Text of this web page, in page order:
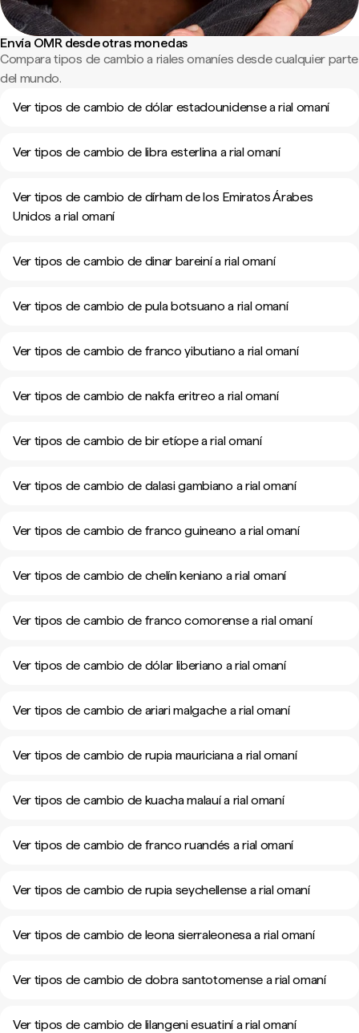
Envía OMR desde otras monedas
Compara tipos de cambio a riales omaníes desde cualquier parte
del mundo.
Ver tipos de cambio de dólar estadounidense a rial omaní
Ver tipos de cambio de libra esterlina a rial omaní
Ver tipos de cambio de dírham de los Emiratos Árabes
Unidos a rial omaní
Ver tipos de cambio de dinar bareiní a rial omaní
Ver tipos de cambio de pula botsuano a rial omaní
Ver tipos de cambio de franco yibutiano a rial omaní
Ver tipos de cambio de nakfa eritreo a rial omaní
Ver tipos de cambio de bir etíope a rial omaní
Ver tipos de cambio de dalasi gambiano a rial omaní
Ver tipos de cambio de franco guineano a rial omaní
Ver tipos de cambio de chelín keniano a rial omaní
Ver tipos de cambio de franco comorense a rial omaní
Ver tipos de cambio de dólar liberiano a rial omaní
Ver tipos de cambio de ariari malgache a rial omaní
Ver tipos de cambio de rupia mauriciana a rial omaní
Ver tipos de cambio de kuacha malauí a rial omaní
Ver tipos de cambio de franco ruandés a rial omaní
Ver tipos de cambio de rupia seychellense a rial omaní
Ver tipos de cambio de leona sierraleonesa a rial omaní
Ver tipos de cambio de dobra santotomense a rial omaní
Ver tipos de cambio de lilangeni esuatiní a rial omaní